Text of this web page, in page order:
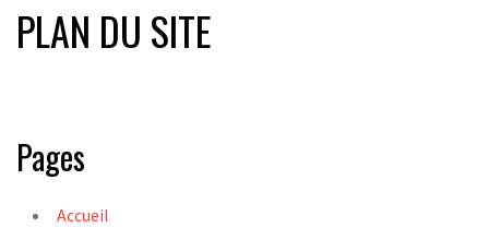
PLAN DU SITE
Pages
Accueil